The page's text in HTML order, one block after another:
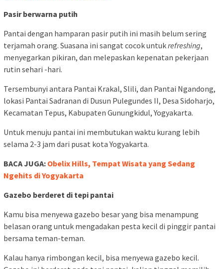
Pasir berwarna putih
Pantai dengan hamparan pasir putih ini masih belum sering
terjamah orang. Suasana ini sangat cocok untukrefreshing,
menyegarkan pikiran, dan melepaskan kepenatan pekerjaan
rutin sehari -hari.
Tersembunyi antara Pantai Krakal, Slili, dan Pantai Ngandong,
lokasi Pantai Sadranan di Dusun Pulegundes II, Desa Sidoharjo,
Kecamatan Tepus, Kabupaten Gunungkidul, Yogyakarta.
Untuk menuju pantai ini membutukan waktu kurang lebih
selama 2-3 jam dari pusat kota Yogyakarta.
BACA JUGA: Obelix Hills, Tempat Wisata yang Sedang
Ngehits di Yogyakarta
Gazebo berderet di tepi pantai
Kamu bisa menyewa gazebo besar yang bisa menampung
belasan orang untuk mengadakan pesta kecil di pinggir pantai
bersama teman-teman.
Kalau hanya rimbongan kecil, bisa menyewa gazebo kecil.